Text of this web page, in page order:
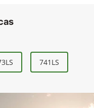
741LS